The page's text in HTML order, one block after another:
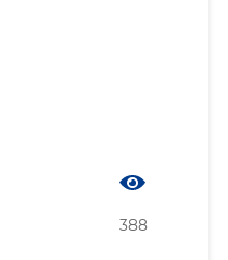
388